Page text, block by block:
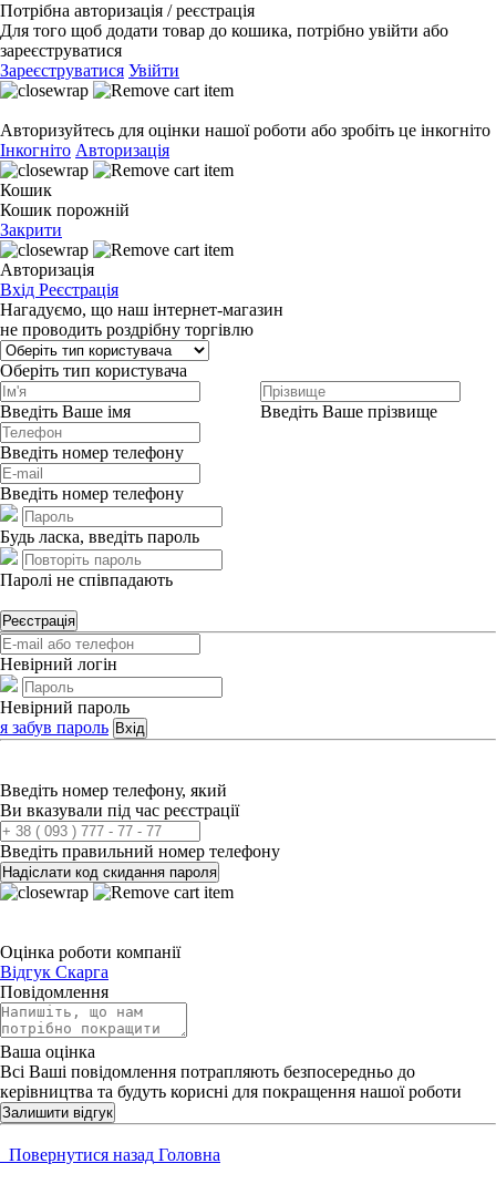
Потрібна авторизація / реєстрація
Для того щоб додати товар до кошика, потрібно увійти або
зареєструватися
Зареєструватися Увійти
Авторизуйтесь для оцінки нашої роботи або зробіть це інкогніто
Інкогніто Авторизація
Кошик
Кошик порожній
Закрити
Авторизація
Вхід Реєстрація
Нагадуємо, що наш інтернет-магазин
не проводить роздрібну торгівлю
Оберіть тип користувача
Введіть Ваше імя Введіть Ваше прізвище
Введіть номер телефону
Введіть номер телефону
Будь ласка, введіть пароль
Паролі не співпадають
Реєстрація
Невірний логін
Невірний пароль
я забув пароль Вхід
Введіть номер телефону, який
Ви вказували під час реєстрації
Введіть правильний номер телефону
Надіслати код скидання пароля
Оцінка роботи компанії
Відгук Скарга
Повідомлення
Ваша оцінка
Всі Ваші повідомлення потрапляють безпосередньо до
керівництва та будуть корисні для покращення нашої роботи
Залишити відгук
Повернутися назад Головна